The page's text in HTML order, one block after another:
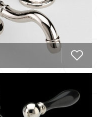
продуманным
красоту и
происхождения
свое имя и
к французскому